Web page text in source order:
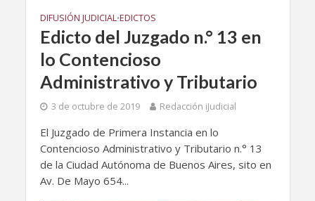
DIFUSIÓN JUDICIAL•EDICTOS
Edicto del Juzgado n.° 13 en
lo Contencioso
Administrativo y Tributario
3 de octubre de 2019 Redacción iJudicial
El Juzgado de Primera Instancia en lo
Contencioso Administrativo y Tributario n.° 13
de la Ciudad Autónoma de Buenos Aires, sito en
Av. De Mayo 654...